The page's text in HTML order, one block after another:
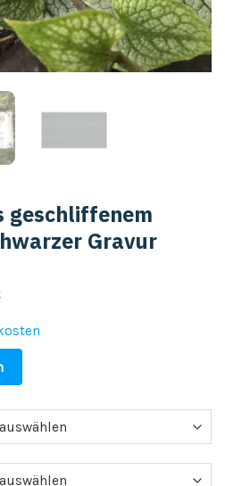
geschliffenem
Gravur